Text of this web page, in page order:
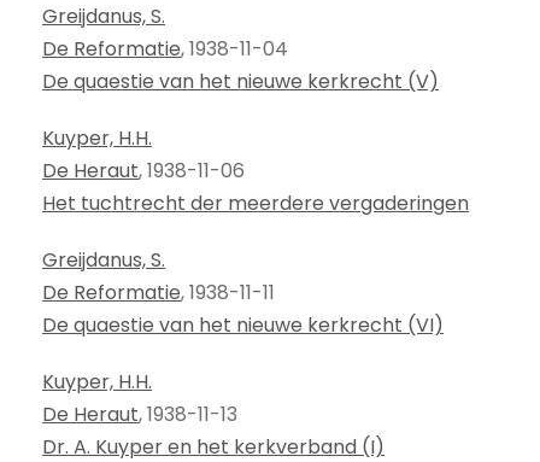
Greijdanus, S.
De Reformatie, 1938-11-04
De quaestie van het nieuwe kerkrecht (V)
Kuyper, H.H.
De Heraut, 1938-11-06
Het tuchtrecht der meerdere vergaderingen
Greijdanus, S.
De Reformatie, 1938-11-11
De quaestie van het nieuwe kerkrecht (VI)
Kuyper, H.H.
De Heraut, 1938-11-13
Dr. A. Kuyper en het kerkverband (I)